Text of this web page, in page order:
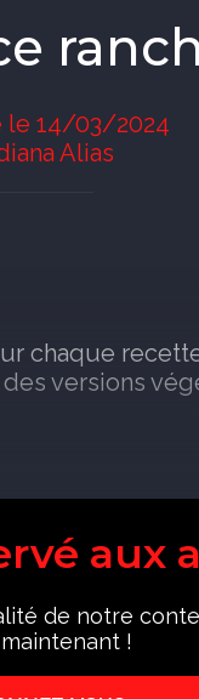
ranch
le 14/03/2024
Alias
chaque
versions
aux
de notre
!